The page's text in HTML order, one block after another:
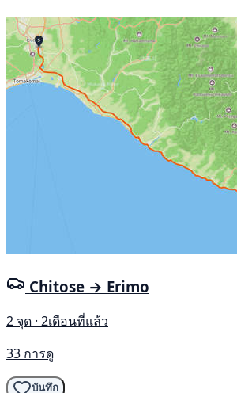
Chitose → Erimo
2 จุด · 2เดือนที่แล้ว
33 การดู
บันทึก